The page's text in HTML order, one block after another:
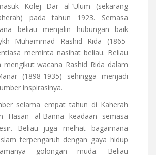
Kolej Dar al-‘Ulum (sekarang
pada tahun 1923. Semasa
beliau menjalin hubungan baik
Muhammad Rashid Rida (1865-
meminta nasihat beliau. Beliau
mengikut wacana Rashid Rida dalam
(1898-1935) sehingga menjadi
inspirasinya.
selama empat tahun di Kaherah
Hasan al-Banna keadaan semasa
Beliau juga melhat bagaimana
terpengaruh dengan gaya hidup
golongan muda. Beliau